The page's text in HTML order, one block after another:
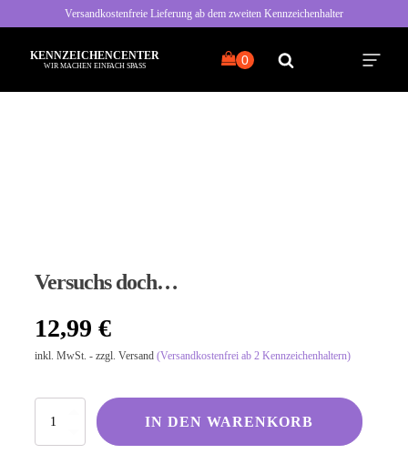
Versandkostenfreie Lieferung ab dem zweiten Kennzeichenhalter
KENNZEICHENCENTER
WIR MACHEN EINFACH SPASS
Nette Sprüche
Kölsche Sprüche
Versuchs doch…
12,99 €
inkl. MwSt. - zzgl. Versand (Versandkostenfrei ab 2 Kennzeichenhaltern)
Menge
IN DEN WARENKORB